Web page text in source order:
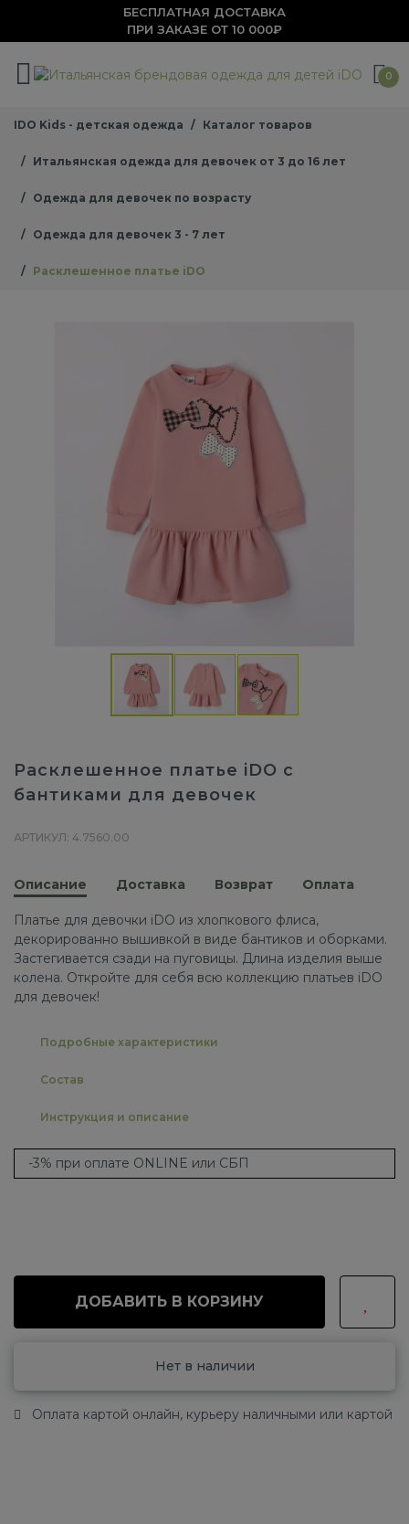
БЕСПЛАТНАЯ ДОСТАВКА
ПРИ ЗАКАЗЕ ОТ 10 000₽
0
IDO Kids - детская одежда Каталог товаров
Итальянская одежда для девочек от 3 до 16 лет
Одежда для девочек по возрасту
Одежда для девочек 3 - 7 лет
Расклешенное платье iDO
Расклешенное платье iDO с
бантиками для девочек
АРТИКУЛ: 4.7560.00
Описание Доставка Возврат Оплата
Платье для девочки iDO из хлопкового флиса,
декорированно вышивкой в виде бантиков и оборками.
Застегивается сзади на пуговицы. Длина изделия выше
колена. Откройте для себя всю коллекцию платьев iDO
для девочек!
Подробные характеристики
Состав
Инструкция и описание
-3% при оплате ONLINE или СБП
ДОБАВИТЬ В КОРЗИНУ
Нет в наличии
Оплата картой онлайн, курьеру наличными или картой